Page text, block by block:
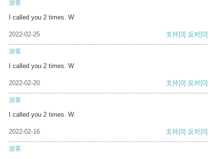
游客
I called you 2 times. W
2022-02-25 支持[0] 反对[0]
游客
I called you 2 times. W
2022-02-20 支持[0] 反对[0]
游客
I called you 2 times. W
2022-02-16 支持[0] 反对[0]
游客